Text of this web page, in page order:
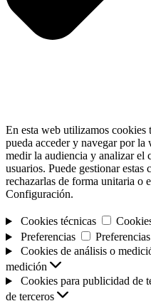
En esta web utilizamos cookies
pueda acceder y navegar por la
medir la audiencia y analizar el
usuarios. Puede gestionar
rechazarlas de forma unitaria o
Configuración.
Cookies técnicas
Preferencias
Preferencias
Cookies de análisis o
medición
Cookies para publicidad de
de terceros